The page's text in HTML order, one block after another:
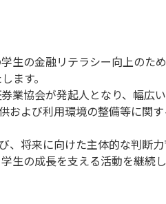
生の金融リテラシー向上のた
ます。
協会が発起人となり、幅広
よび利用環境の整備等に関
将来に向けた主体的な判断力
の成長を支える活動を継続し